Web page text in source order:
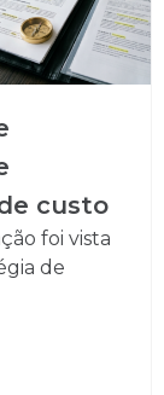
custo
foi vista
de